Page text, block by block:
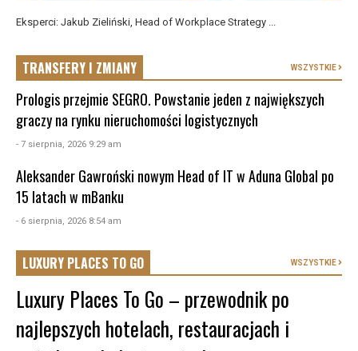
Eksperci: Jakub Zieliński, Head of Workplace Strategy ...
TRANSFERY I ZMIANY WSZYSTKIE
Prologis przejmie SEGRO. Powstanie jeden z największych
graczy na rynku nieruchomości logistycznych
- 7 sierpnia, 2026 9:29 am
Aleksander Gawroński nowym Head of IT w Aduna Global po
15 latach w mBanku
- 6 sierpnia, 2026 8:54 am
LUXURY PLACES TO GO WSZYSTKIE
Luxury Places To Go – przewodnik po
najlepszych hotelach, restauracjach i